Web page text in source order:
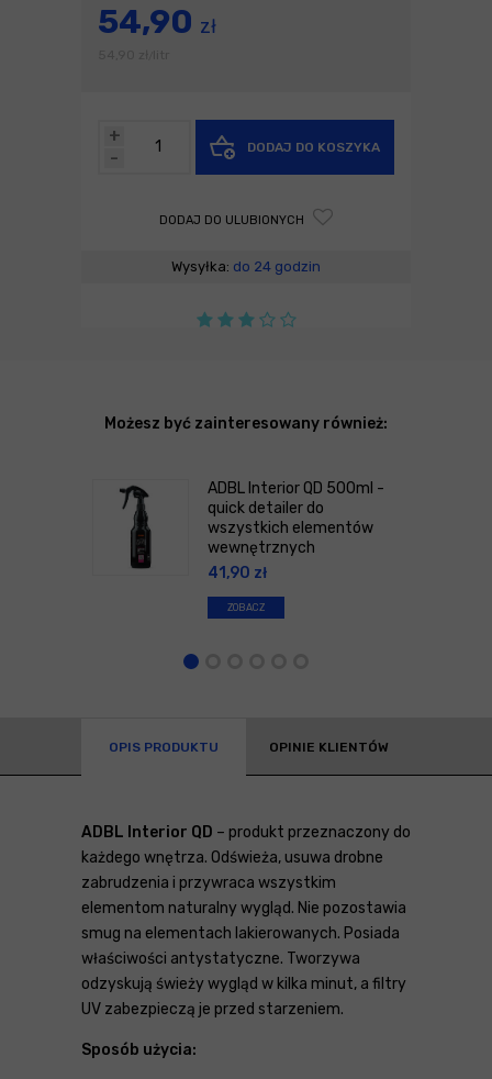
54,90 zł
-
+
DODAJ DO KOSZYKA
DODAJ DO ULUBIONYCH
Wysyłka: do 24 godzin
Możesz być zainteresowany również:
ADBL Interior QD 500ml -
quick detailer do
wszystkich elementów
wewnętrznych
41,90 zł
ZOBACZ
OPIS PRODUKTU OPINIE KLIENTÓW
ADBL Interior QD – produkt przeznaczony do
każdego wnętrza. Odświeża, usuwa drobne
zabrudzenia i przywraca wszystkim
elementom naturalny wygląd. Nie pozostawia
smug na elementach lakierowanych. Posiada
właściwości antystatyczne. Tworzywa
odzyskują świeży wygląd w kilka minut, a filtry
UV zabezpieczą je przed starzeniem.
Sposób użycia: